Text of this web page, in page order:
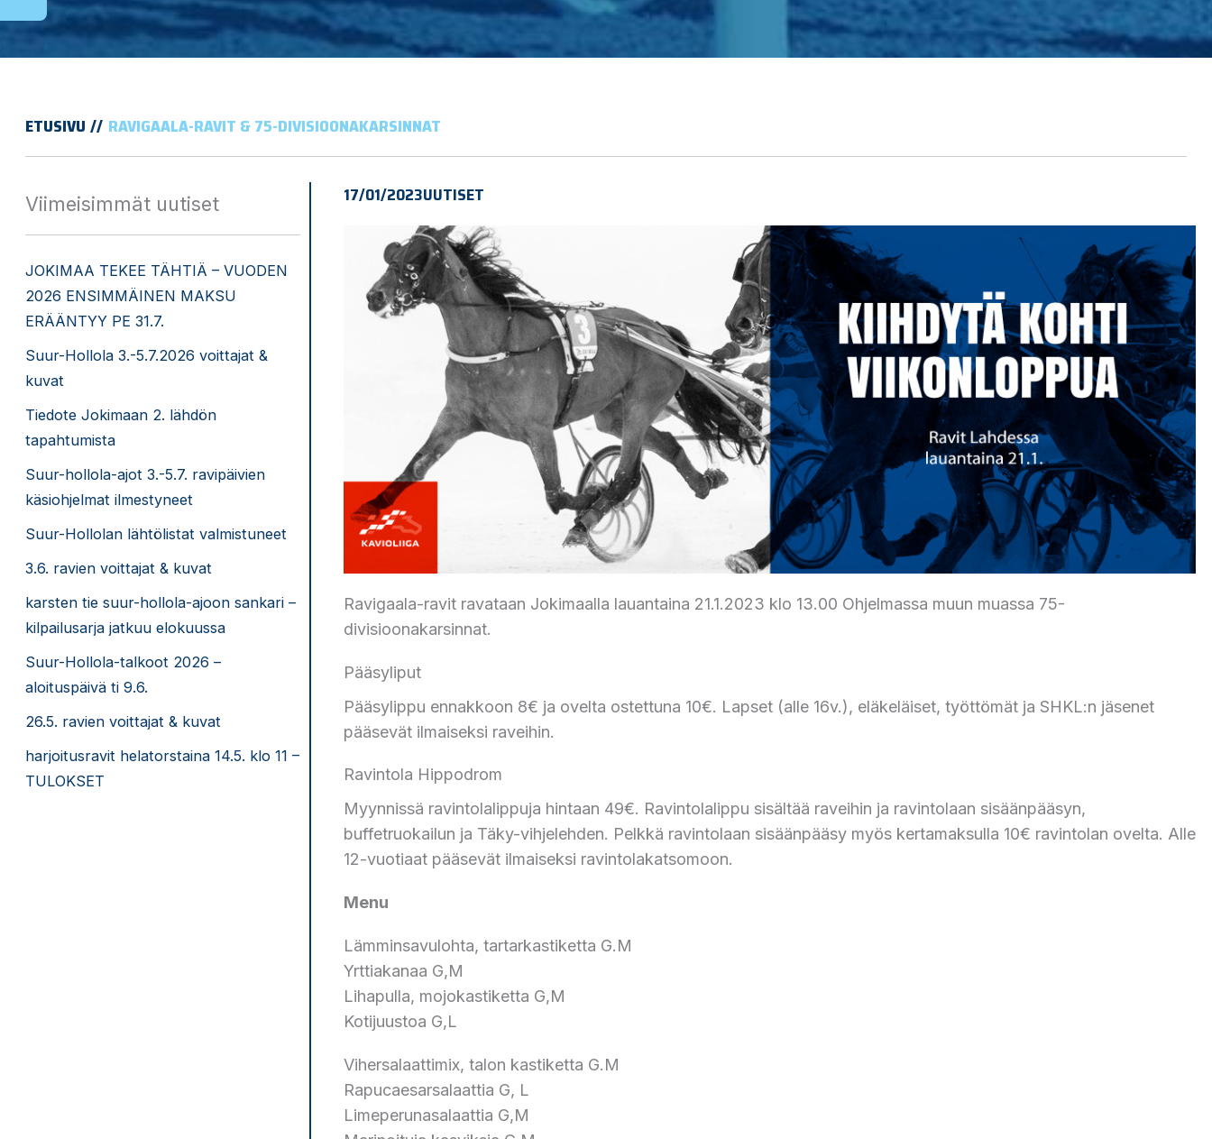
ETUSIVU RAVIGAALA-RAVIT & 75-DIVISIOONAKARSINNAT
Viimeisimmät uutiset
JOKIMAA TEKEE TÄHTIÄ – VUODEN
2026 ENSIMMÄINEN MAKSU
ERÄÄNTYY PE 31.7.
Suur-Hollola 3.-5.7.2026 voittajat &
kuvat
Tiedote Jokimaan 2. lähdön
tapahtumista
Suur-hollola-ajot 3.-5.7. ravipäivien
käsiohjelmat ilmestyneet
Suur-Hollolan lähtölistat valmistuneet
3.6. ravien voittajat & kuvat
karsten tie suur-hollola-ajoon sankari –
kilpailusarja jatkuu elokuussa
Suur-Hollola-talkoot 2026 –
aloituspäivä ti 9.6.
26.5. ravien voittajat & kuvat
harjoitusravit helatorstaina 14.5. klo 11 –
TULOKSET
17/01/2023UUTISET
Ravigaala-ravit ravataan Jokimaalla lauantaina 21.1.2023 klo 13.00 Ohjelmassa muun muassa 75-
divisioonakarsinnat.
Pääsyliput
Pääsylippu ennakkoon 8€ ja ovelta ostettuna 10€. Lapset (alle 16v.), eläkeläiset, työttömät ja SHKL:n jäsenet
pääsevät ilmaiseksi raveihin.
Ravintola Hippodrom
Myynnissä ravintolalippuja hintaan 49€. Ravintolalippu sisältää raveihin ja ravintolaan sisäänpääsyn,
buffetruokailun ja Täky-vihjelehden. Pelkkä ravintolaan sisäänpääsy myös kertamaksulla 10€ ravintolan ovelta. Alle
12-vuotiaat pääsevät ilmaiseksi ravintolakatsomoon.
Menu
Lämminsavulohta, tartarkastiketta G.M
Yrttiakanaa G,M
Lihapulla, mojokastiketta G,M
Kotijuustoa G,L
Vihersalaattimix, talon kastiketta G.M
Rapucaesarsalaattia G, L
Limeperunasalaattia G,M